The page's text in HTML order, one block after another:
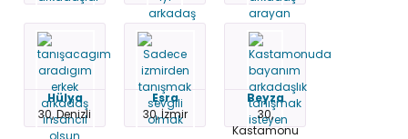
Hülya
30, Denizli
Esra
30, İzmir
Beyza
30,
Kastamonu